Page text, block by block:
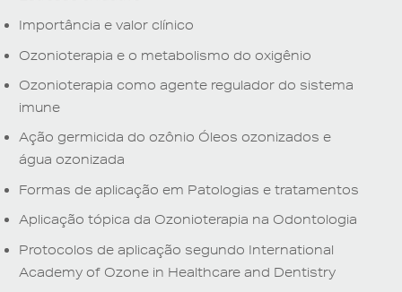
Importância e valor clínico
Ozonioterapia e o metabolismo do oxigênio
Ozonioterapia como agente regulador do sistema
imune
Ação germicida do ozônio Óleos ozonizados e
água ozonizada
Formas de aplicação em Patologias e tratamentos
Aplicação tópica da Ozonioterapia na Odontologia
Protocolos de aplicação segundo International
Academy of Ozone in Healthcare and Dentistry